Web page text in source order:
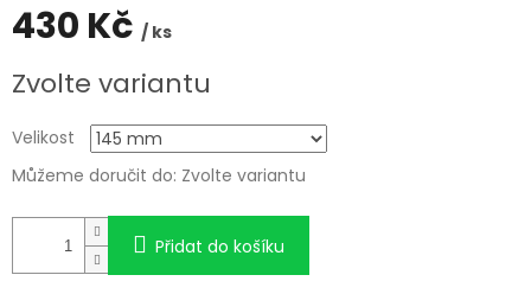
430 Kč / ks
cena:
Zvolte variantu
Velikost
Můžeme doručit do: Zvolte variantu
Přidat do košíku